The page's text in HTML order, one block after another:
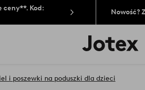
ceny**. Kod:
Nowość?
Logo
Jotex
na
pierwszą
i poszewki na poduszki dla dzieci